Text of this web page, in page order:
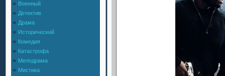
Военный
Детектив
Драма
Исторический
Комедия
Катастрофа
Мелодрама
Мистика